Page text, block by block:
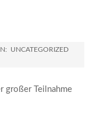
UNCATEGORIZED
großer Teilnahme